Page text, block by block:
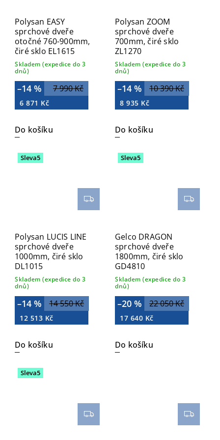
Polysan EASY
sprchové dveře
otočné 760-900mm,
čiré sklo EL1615
Skladem (expedice do 3
dnů)
7 990 Kč
–14 %
6 871 Kč
Do košíku
Polysan ZOOM
sprchové dveře
700mm, čiré sklo
ZL1270
Skladem (expedice do 3
dnů)
10 390 Kč
–14 %
8 935 Kč
Do košíku
Sleva5
Polysan LUCIS LINE
sprchové dveře
1000mm, čiré sklo
DL1015
Skladem (expedice do 3
dnů)
14 550 Kč
–14 %
12 513 Kč
Do košíku
Sleva5
Gelco DRAGON
sprchové dveře
1800mm, čiré sklo
GD4810
Skladem (expedice do 3
dnů)
22 050 Kč
–20 %
17 640 Kč
Do košíku
Sleva5